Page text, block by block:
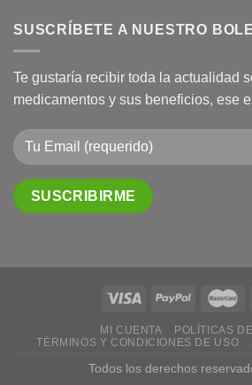
SUSCRÍBETE A NUESTRO
Te gustaría recibir toda la actualidad
medicamentos y sus beneficios, ese
MI CUENTA
POLÍTICAS
TÉRMINOS Y CONDICIONES DE USO
Todos los derechos